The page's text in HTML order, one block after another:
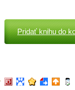
Pridať knihu do